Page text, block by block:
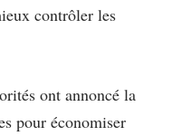
contrôler les
ont annoncé la
pour économiser